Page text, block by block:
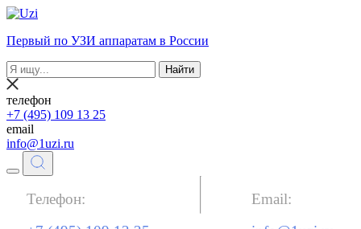
Первый по УЗИ аппаратам в России
Найти
телефон
+7 (495) 109 13 25
email
info@1uzi.ru
Телефон:
Email: